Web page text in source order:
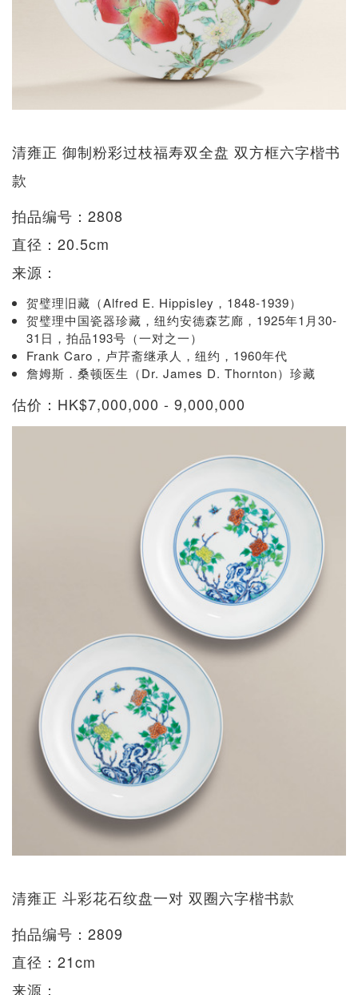
清雍正 御制粉彩过枝福寿双全盘 双方框六字楷书
款
拍品编号：2808
直径：20.5cm
来源：
贺璧理旧藏（Alfred E. Hippisley，1848-1939）
贺璧理中国瓷器珍藏，纽约安德森艺廊，1925年1月30-
31日，拍品193号（一对之一）
Frank Caro，卢芹斋继承人，纽约，1960年代
詹姆斯．桑顿医生（Dr. James D. Thornton）珍藏
估价：HK$7,000,000 - 9,000,000
清雍正 斗彩花石纹盘一对 双圈六字楷书款
拍品编号：2809
直径：21cm
来源：